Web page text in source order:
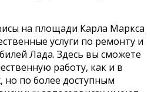
на площади Карла Маркса
услуги по ремонту и
Лада. Здесь вы сможете
работу, как и в
но по более доступным